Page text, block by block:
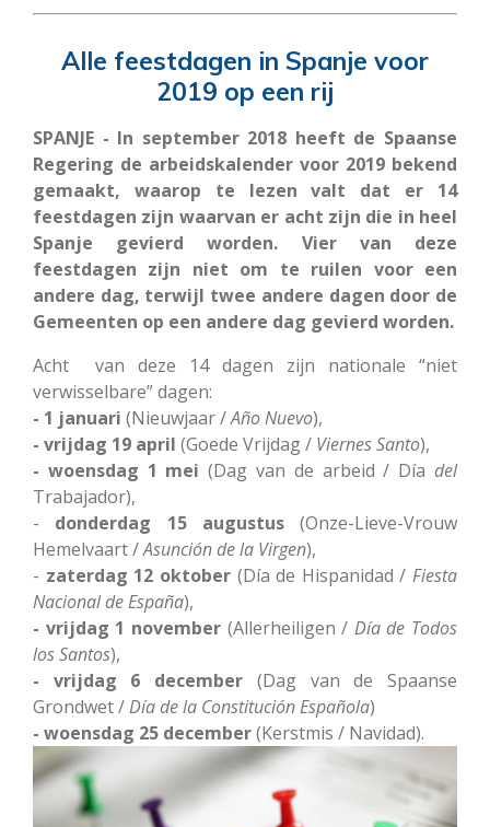
Alle feestdagen in Spanje voor
2019 op een rij
SPANJE - In september 2018 heeft de Spaanse
Regering de arbeidskalender voor 2019 bekend
gemaakt, waarop te lezen valt dat er 14
feestdagen zijn waarvan er acht zijn die in heel
Spanje gevierd worden. Vier van deze
feestdagen zijn niet om te ruilen voor een
andere dag, terwijl twee andere dagen door de
Gemeenten op een andere dag gevierd worden.
Acht van deze 14 dagen zijn nationale “niet
verwisselbare” dagen:
- 1 januari (Nieuwjaar /AñoNuevo),
- vrijdag 19 april (Goede Vrijdag / ViernesSanto),
- woensdag 1 mei (Dag van de arbeid / Díadel
Trabajador),
- donderdag 15 augustus(Onze-Lieve-Vrouw
Hemelvaart /Asunción de la Virgen),
- zaterdag 12 oktober(Día de Hispanidad / Fiesta
Nacional de España),
- vrijdag 1 november(Allerheiligen / Día de Todos
los Santos),
- vrijdag 6 december (Dag van de Spaanse
Grondwet /Día de la Constitución Española)
- woensdag 25 december(Kerstmis / Navidad).